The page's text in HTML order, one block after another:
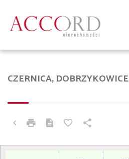
CZERNICA, DOBRZYKOWICE